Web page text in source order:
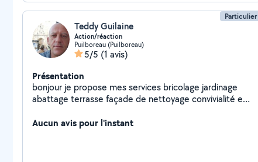
Particulier
Teddy Guilaine
Action/réaction
Puilboreau (Puilboreau)
5/5 (1 avis)
Présentation
bonjour je propose mes services bricolage jardinage
abattage terrasse façade de nettoyage convivialité et l
vous relire cordialement Teddy
Aucun avis pour l'instant